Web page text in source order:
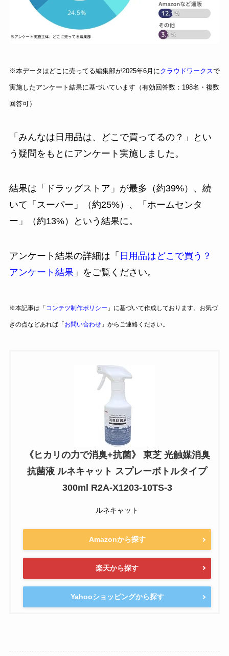
※本データはどこに売ってる編集部が2025年6月にクラウドワークスで
実施したアンケート結果に基づいています（有効回答数：198名・複数
回答可）
「みんなは日用品は、どこで買ってるの？」とい
う疑問をもとにアンケート実施しました。
結果は「ドラッグストア」が最多（約39%）、続
いて「スーパー」（約25%）、「ホームセンタ
ー」（約13%）という結果に。
アンケート結果の詳細は「 日用品はどこで買う？
アンケート結果 」をご覧ください。
※本記事は「 コンテツ制作ポリシー 」に基づいて作成しております。お気づ
きの点などあれば「 お問い合わせ」からご連絡ください。
《ヒカリの力で消臭+抗菌》 東芝 光触媒消臭
抗菌液 ルネキャット スプレーボトルタイプ
300ml R2A-X1203-10TS-3
ルネキャット
Amazonから探す
楽天から探す
Yahooショッピングから探す